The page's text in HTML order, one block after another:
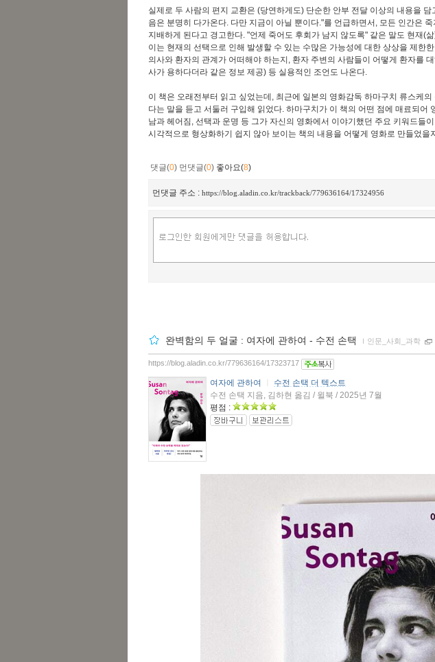
실제로 두 사람의 편지 교환은 (당연하게도) 단순한 안부 전달 이상의 내용을
음은 분명히 다가온다. 다만 지금이 아닐 뿐이다."를 언급하면서, 모든 인간은
지배하게 된다고 경고한다. "언제 죽어도 후회가 남지 않도록" 같은 말도 현재(
이는 현재의 선택으로 인해 발생할 수 있는 수많은 가능성에 대한 상상을 제한
의사와 환자의 관계가 어떠해야 하는지, 환자 주변의 사람들이 어떻게 환자를
사가 용하다더라 같은 정보 제공) 등 실용적인 조언도 나온다.
이 책은 오래전부터 읽고 싶었는데, 최근에 일본의 영화감독 하마구치 류스케
다는 말을 듣고 서둘러 구입해 읽었다. 하마구치가 이 책의 어떤 점에 매료되어
남과 헤어짐, 선택과 운명 등 그가 자신의 영화에서 이야기했던 주요 키워드들
시각적으로 형상화하기 쉽지 않아 보이는 책의 내용을 어떻게 영화로 만들었을
댓글(0) 먼댓글(0) 좋아요(8)
먼댓글 주소 : https://blog.aladin.co.kr/trackback/779636164/17324956
완벽함의 두 얼굴 : 여자에 관하여 - 수전 손택 ｌ 인문_사회_과학
https://blog.aladin.co.kr/779636164/17323717
여자에 관하여
수전 손택 더 텍스트
수전 손택 지음, 김하현 옮김 / 윌북 / 2025년 7월
평점 :